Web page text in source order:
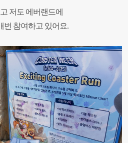
저도 에버랜드에
번 참여하고 있어요.